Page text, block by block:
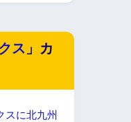
ス 」カ
スに北九州